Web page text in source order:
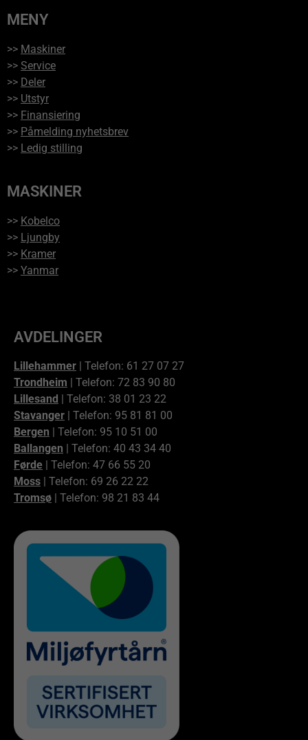
MENY
>> Maskiner
>> Service
>> Deler
>> Utstyr
>> Finansiering
>> Påmelding nyhetsbrev
>> Ledig stilling
MASKINER
>> Kobelco
>> Ljungby
>> Kramer
>> Yanmar
AVDELINGER
Lillehammer | Telefon: 61 27 07 27
Trondheim | Telefon: 72 83 90 80
Lillesand
| Telefon: 38 01 23 22
Stavanger | Telefon: 95 81 81 00
Bergen | Telefon: 95 10 51 00
Ballangen | Telefon: 40 43 34 40
Førde | Telefon: 47 66 55 20
Moss | Telefon: 69 26 22 22
Tromsø | Telefon: 98 21 83 44